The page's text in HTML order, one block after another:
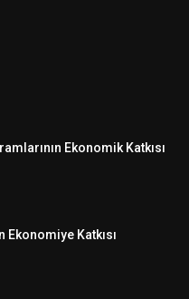
Ekonomik Katkısı
Ekonomiye Katkısı